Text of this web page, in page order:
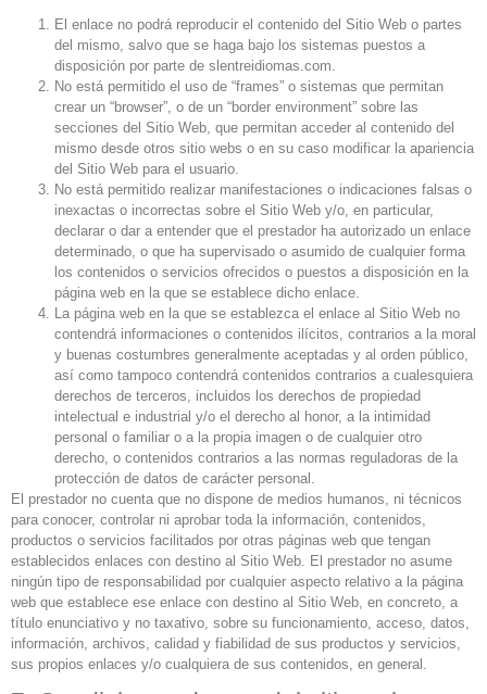
El enlace no podrá reproducir el contenido del Sitio Web o partes
del mismo, salvo que se haga bajo los sistemas puestos a
disposición por parte de slentreidiomas.com.
No está permitido el uso de “frames” o sistemas que permitan
crear un “browser”, o de un “border environment” sobre las
secciones del Sitio Web, que permitan acceder al contenido del
mismo desde otros sitio webs o en su caso modificar la apariencia
del Sitio Web para el usuario.
No está permitido realizar manifestaciones o indicaciones falsas o
inexactas o incorrectas sobre el Sitio Web y/o, en particular,
declarar o dar a entender que el prestador ha autorizado un enlace
determinado, o que ha supervisado o asumido de cualquier forma
los contenidos o servicios ofrecidos o puestos a disposición en la
página web en la que se establece dicho enlace.
La página web en la que se establezca el enlace al Sitio Web no
contendrá informaciones o contenidos ilícitos, contrarios a la moral
y buenas costumbres generalmente aceptadas y al orden público,
así como tampoco contendrá contenidos contrarios a cualesquiera
derechos de terceros, incluidos los derechos de propiedad
intelectual e industrial y/o el derecho al honor, a la intimidad
personal o familiar o a la propia imagen o de cualquier otro
derecho, o contenidos contrarios a las normas reguladoras de la
protección de datos de carácter personal.
El prestador no cuenta que no dispone de medios humanos, ni técnicos
para conocer, controlar ni aprobar toda la información, contenidos,
productos o servicios facilitados por otras páginas web que tengan
establecidos enlaces con destino al Sitio Web. El prestador no asume
ningún tipo de responsabilidad por cualquier aspecto relativo a la página
web que establece ese enlace con destino al Sitio Web, en concreto, a
título enunciativo y no taxativo, sobre su funcionamiento, acceso, datos,
información, archivos, calidad y fiabilidad de sus productos y servicios,
sus propios enlaces y/o cualquiera de sus contenidos, en general.